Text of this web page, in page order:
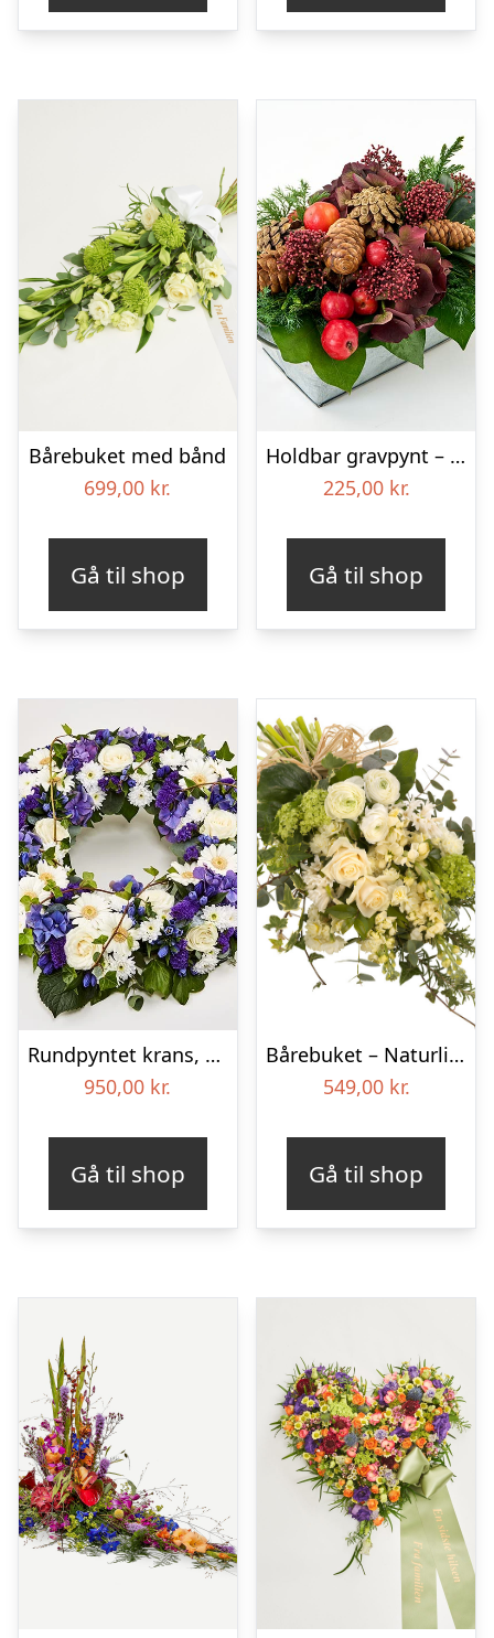
Bårebuket med bånd
699,00 kr.
Gå til shop
Holdbar gravpynt – Blomster til begravelse
225,00 kr.
Gå til shop
Rundpyntet krans, blå og hvid – Blomster til begravelse
950,00 kr.
Gå til shop
Bårebuket – Naturlig hvid
549,00 kr.
Gå til shop